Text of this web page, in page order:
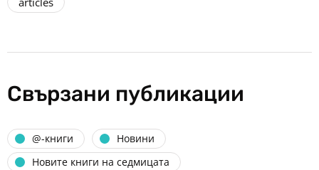
Свързани публикации
@-книги
Новини
Новите книги на седмицата